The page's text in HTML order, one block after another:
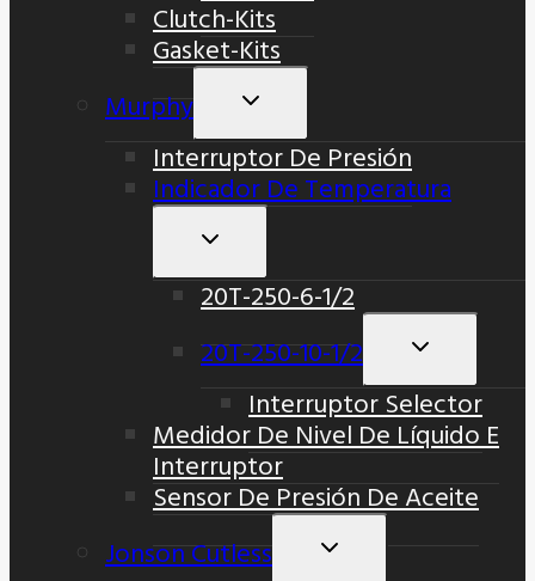
Clutch-Kits
Gasket-Kits
Murphy
Alternar
Hijo
Interruptor De Presión
Indicador De Temperatura
Alternar
Hijo
20T-250-6-1/2
20T-250-10-1/2
Alternar
Hijo
Interruptor Selector
Medidor De Nivel De Líquido E
Interruptor
Sensor De Presión De Aceite
Jonson Cutless
Alternar